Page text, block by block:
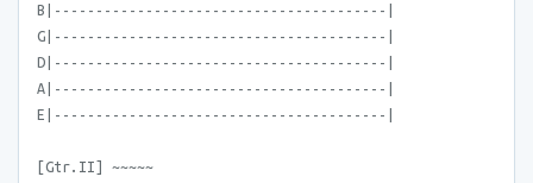
B|----------------------------------------|
G|----------------------------------------|
D|----------------------------------------|
A|----------------------------------------|
E|----------------------------------------|
[Gtr.II] ~~~~~